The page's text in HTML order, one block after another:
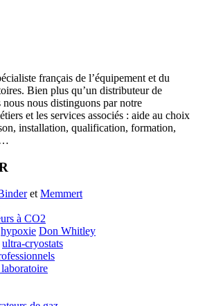
français de l’équipement et du
Bien plus qu’un distributeur de
nous distinguons par notre
et les services associés : aide au choix
installation, qualification, formation,
et Memmert
à CO2
hypoxie Don Whitley
ultra-cryostats